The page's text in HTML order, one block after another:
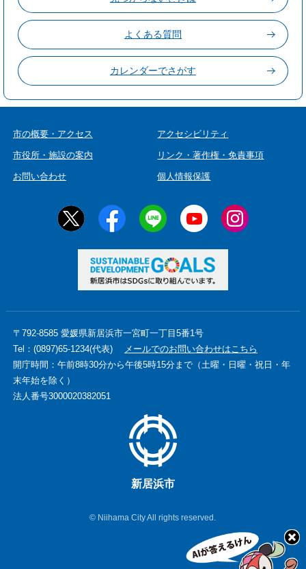
よくある質問
カレンダーでさがす
市の概要・アクセス
市役所・施設の案内
お問い合わせ
アクセシビリティ
リンク・著作権・免責事項
個人情報保護
新居浜市
〒792-8585 愛媛県新居浜市一宮町一丁目5番1号
Tel：(0897)65-1234(代表)
メールでのお問い合わせはこちら
開庁時間：午前8時30分から午後5時15分まで（土曜・日曜・祝日・年
末年始を除く）
法人番号3000020382051
© Niihama City All rights reserved.